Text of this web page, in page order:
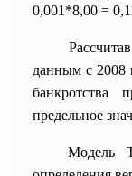
0,001*8,00 =
данным с 2008
банкротства
предельное
Модель